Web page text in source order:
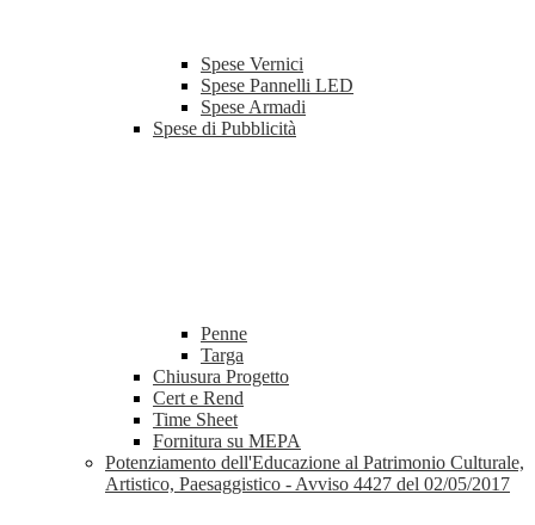
Spese Vernici
Spese Pannelli LED
Spese Armadi
Spese di Pubblicità
Penne
Targa
Chiusura Progetto
Cert e Rend
Time Sheet
Fornitura su MEPA
Potenziamento dell'Educazione al Patrimonio Culturale,
Artistico, Paesaggistico - Avviso 4427 del 02/05/2017